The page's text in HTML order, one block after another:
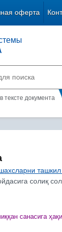
оферта
в тексте документа
солиқ
ққан санасига ҳақи